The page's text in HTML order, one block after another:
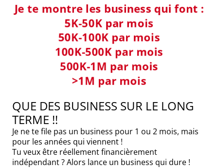
Je te montre les business qui font :
5K-50K par mois
50K-100K par mois
100K-500K par mois
500K-1M par mois
>1M par mois
QUE DES BUSINESS SUR LE LONG
TERME !!
Je ne te file pas un business pour 1 ou 2 mois, mais
pour les années qui viennent !
Tu veux être réellement financièrement
indépendant ? Alors lance un business qui dure !